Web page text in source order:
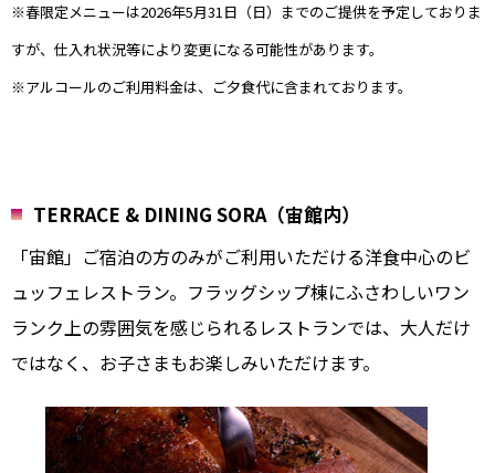
※春限定メニューは2026年5月31日（日）までのご提供を予定しておりま
すが、仕入れ状況等により変更になる可能性があります。
※アルコールのご利用料金は、ご夕食代に含まれております。
TERRACE & DINING SORA（宙館内）
「宙館」ご宿泊の方のみがご利用いただける洋食中心のビ
ュッフェレストラン。フラッグシップ棟にふさわしいワン
ランク上の雰囲気を感じられるレストランでは、大人だけ
ではなく、お子さまもお楽しみいただけます。